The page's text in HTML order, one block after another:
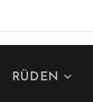
RÜDEN